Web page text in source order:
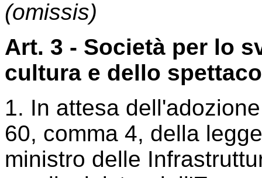
(omissis)
Art. 3 - Società per lo
cultura e dello
1. In attesa
60, comma 4, della
ministro delle